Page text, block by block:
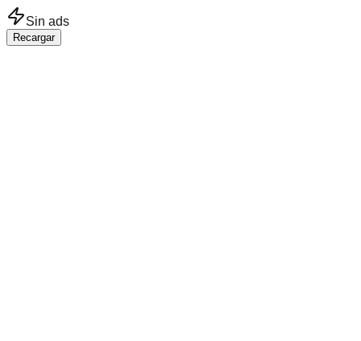
Saltar al contenido principal
Sin ads
Recargar